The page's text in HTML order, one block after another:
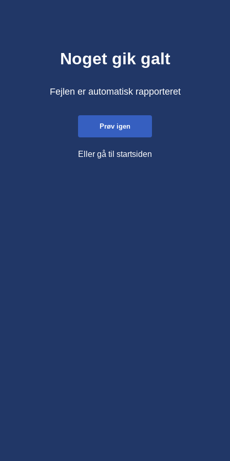
Noget gik galt
Fejlen er automatisk rapporteret
Prøv igen
Eller gå til startsiden